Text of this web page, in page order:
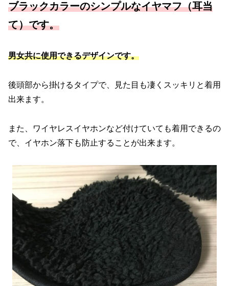
ブラックカラーのシンプルなイヤマフ（耳当
て）です。
男女共に使用できるデザインです。
後頭部から掛けるタイプで、見た目も凄くスッキリと着用
出来ます。
また、ワイヤレスイヤホンなど付けていても着用できるの
で、イヤホン落下も防止することが出来ます。